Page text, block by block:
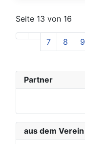
Seite 13 von 16
7 8 9
Partner
aus dem Verein